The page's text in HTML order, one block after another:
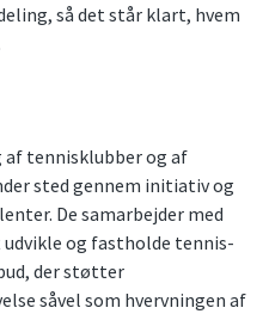
så det står klart, hvem
af tennisklubber og af
sted gennem initiativ og
De samarbejder med
udvikle og fastholde tennis-
der støtter
såvel som hvervningen af